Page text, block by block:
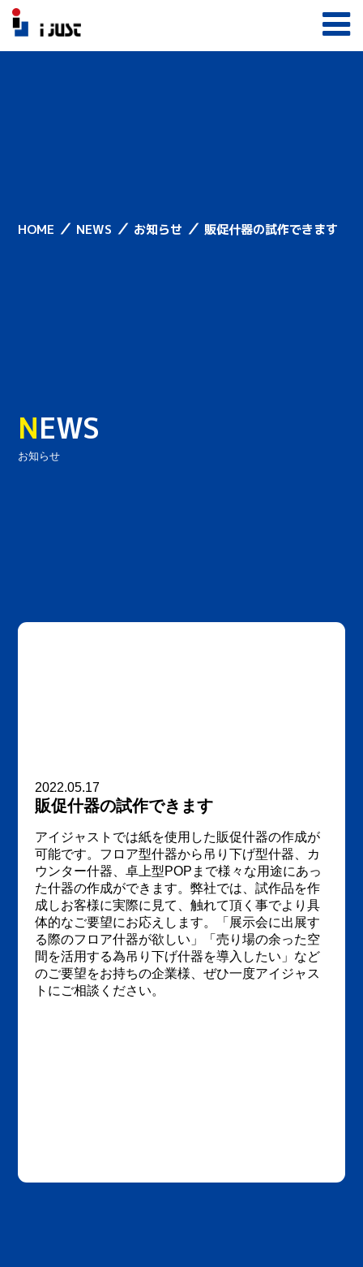
HOME ／ NEWS ／ お知らせ ／ 販促什器の試作できます
NEWS
お知らせ
2022.05.17
販促什器の試作できます
アイジャストでは紙を使用した販促什器の作成が
可能です。フロア型什器から吊り下げ型什器、カ
ウンター什器、卓上型POPまで様々な用途にあっ
た什器の作成ができます。弊社では、試作品を作
成しお客様に実際に見て、触れて頂く事でより具
体的なご要望にお応えします。「展示会に出展す
る際のフロア什器が欲しい」「売り場の余った空
間を活用する為吊り下げ什器を導入したい」など
のご要望をお持ちの企業様、ぜひ一度アイジャス
トにご相談ください。